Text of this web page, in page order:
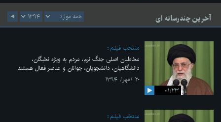
آخرین چندرسانه ای
۰۱:۲۳
منتخب فیلم
مخاطبان اصلی جنگ نرم، مردم به ویژه نخبگان،
دانشگاهیان، دانشجویان، جوانان و عناصر فعال هستند
۲۰ /مهر/ ۱۳۹۴
منتخب فیلم